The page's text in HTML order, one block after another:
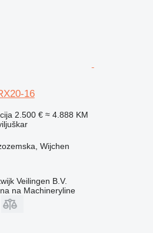
16
2.500 € ≈ 4.888 KM
Wijchen
Veilingen B.V.
na Machineryline